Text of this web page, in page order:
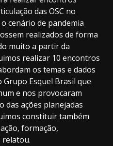
das OSC no
cenário de pandemia
realizados de forma
muito a partir da
realizar 10 encontros
os temas e dados
Grupo Esquel Brasil que
e nos provocaram
das ações planejadas
constituir também
formação,
relatou.